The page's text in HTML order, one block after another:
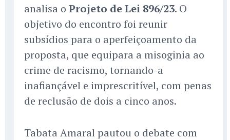
analisa o Projeto de Lei 896/23. O
objetivo do encontro foi reunir
subsídios para o aperfeiçoamento da
proposta, que equipara a misoginia ao
crime de racismo, tornando-a
inafiançável e imprescritível, com penas
de reclusão de dois a cinco anos.
Tabata Amaral pautou o debate com